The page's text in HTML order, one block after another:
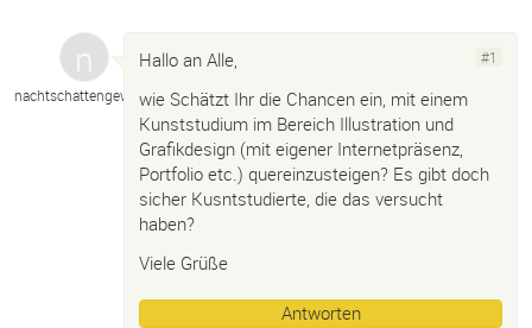
nachtschattengewächs
#1
Hallo an Alle,
wie Schätzt Ihr die Chancen ein, mit einem
Kunststudium im Bereich Illustration und
Grafikdesign (mit eigener Internetpräsenz,
Portfolio etc.) quereinzusteigen? Es gibt doch
sicher Kusntstudierte, die das versucht
haben?
Viele Grüße
Antworten